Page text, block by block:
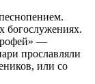
богослужениях.
—
прославляли
или со